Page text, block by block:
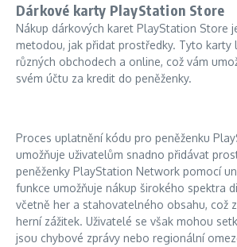
Dárkové karty PlayStation Store
Nákup dárkových karet PlayStation Store
metodou, jak přidat prostředky. Tyto karty
různých obchodech a online, což vám
svém účtu za kredit do peněženky.
Proces uplatnění kódu pro peněženku
umožňuje uživatelům snadno přidávat
peněženky PlayStation Network pomocí
funkce umožňuje nákup širokého spektra
včetně her a stahovatelného obsahu, což
herní zážitek. Uživatelé se však mohou
jsou chybové zprávy nebo regionální